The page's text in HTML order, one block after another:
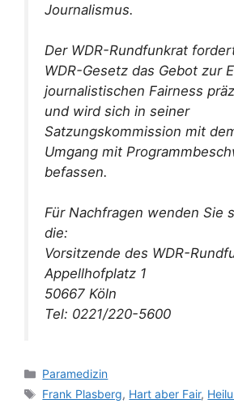
Journalismus.
Der WDR-Rundfunkrat
WDR-Gesetz das Gebot zur
journalistischen Fairness
und wird sich in seiner
Satzungskommission mit
Umgang mit
befassen.
Für Nachfragen wenden Sie
die:
Vorsitzende des WDR-
Appellhofplatz 1
50667 Köln
Tel: 0221/220-5600
Kategorien
Paramedizin
Schlagwörter
Frank Plasberg, Hart aber Fair,